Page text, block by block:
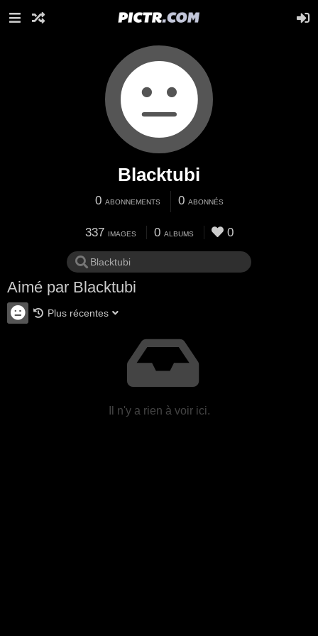
Blacktubi
0 ABONNEMENTS 0 ABONNÉS
337 IMAGES 0 ALBUMS 0
Aimé par Blacktubi
Plus récentes
Il n'y a rien à voir ici.